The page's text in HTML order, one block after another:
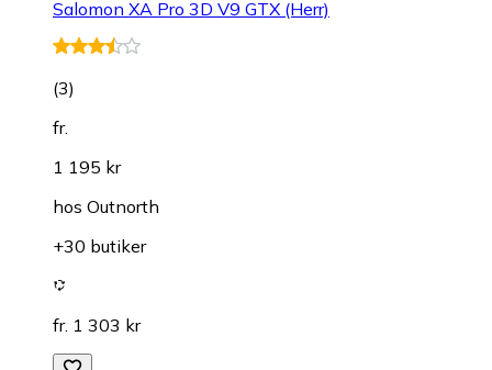
Salomon XA Pro 3D V9 GTX (Herr)
(3)
fr.
1 195 kr
hos Outnorth
+30 butiker
fr. 1 303 kr